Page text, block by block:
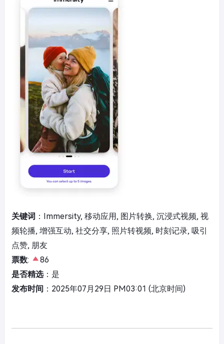
关键词 ：Immersity, 移动应用, 图片转换, 沉浸式视频, 视
频轮播, 增强互动, 社交分享, 照片转视频, 时刻记录, 吸引
点赞, 朋友
票数:
86
是否精选：是
发布时间 ：2025年07月29日 PM03:01 (北京时间)